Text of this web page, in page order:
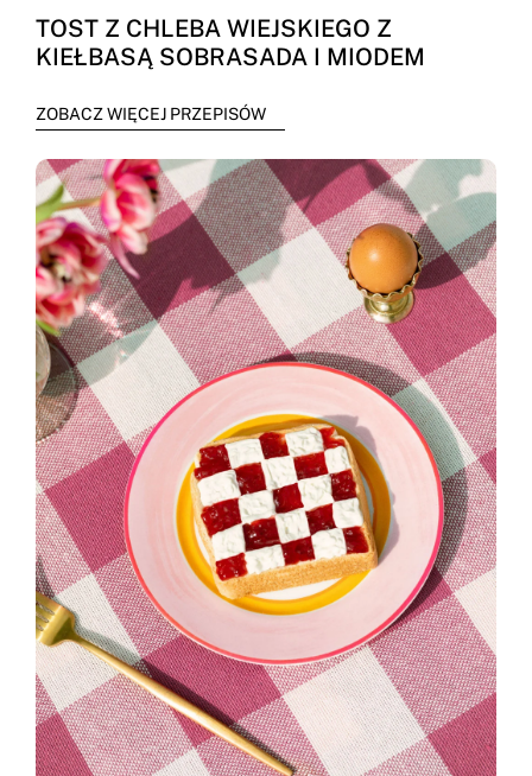
TOST Z CHLEBA WIEJSKIEGO Z
KIEŁBASĄ SOBRASADA I MIODEM
ZOBACZ WIĘCEJ PRZEPISÓW